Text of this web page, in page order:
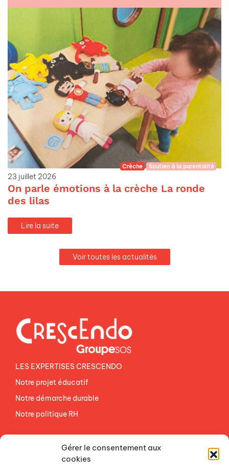
Gérer le consentement aux
cookies
Crèche Soutien à la parentalité
23 juillet 2026
On parle émotions à la crèche La ronde
des lilas
Lire la suite
Voir toutes les actualités
LES EXPERTISES CRESCENDO
Notre projet éducatif
Notre démarche durable
Notre politique RH